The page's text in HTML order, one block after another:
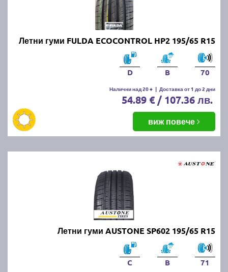
Летни гуми FULDA ECOCONTROL HP2 195/65 R15
D B 70
Налични над 20 + | Доставка от 1 до 2 дни
54.89 € / 107.36 лв.
виж повече
Летни гуми AUSTONE SP602 195/65 R15
C B 71